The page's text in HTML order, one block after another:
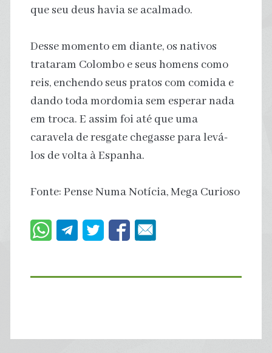
que seu deus havia se acalmado.
Desse momento em diante, os nativos
trataram Colombo e seus homens como
reis, enchendo seus pratos com comida e
dando toda mordomia sem esperar nada
em troca. E assim foi até que uma
caravela de resgate chegasse para levá-
los de volta à Espanha.
Fonte: Pense Numa Notícia, Mega Curioso